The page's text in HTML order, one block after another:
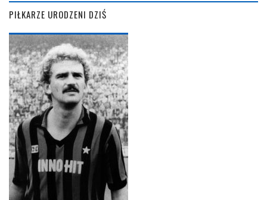
PIŁKARZE URODZENI DZIŚ